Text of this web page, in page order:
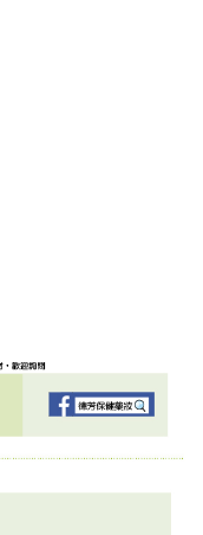
度並採取法律行動。